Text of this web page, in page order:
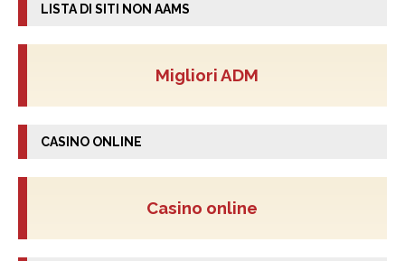
LISTA DI SITI NON AAMS
Migliori ADM
CASINO ONLINE
Casino online